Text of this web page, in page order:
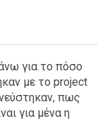
για το πόσο
με το project
πως
για μένα η